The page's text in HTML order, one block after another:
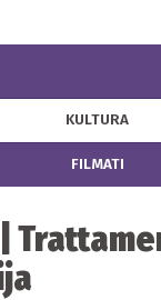
KULTURA
FILMATI